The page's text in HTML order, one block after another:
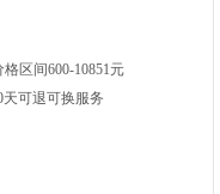
区间600-10851元
天可退可换服务